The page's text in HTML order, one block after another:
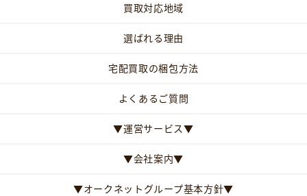
買取対応地域
選ばれる理由
宅配買取の梱包方法
よくあるご質問
▼運営サービス▼
▼会社案内▼
▼オークネットグループ基本方針▼